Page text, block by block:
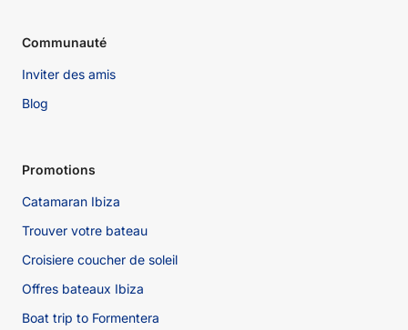
Communauté
Inviter des amis
Blog
Promotions
Catamaran Ibiza
Trouver votre bateau
Croisiere coucher de soleil
Offres bateaux Ibiza
Boat trip to Formentera